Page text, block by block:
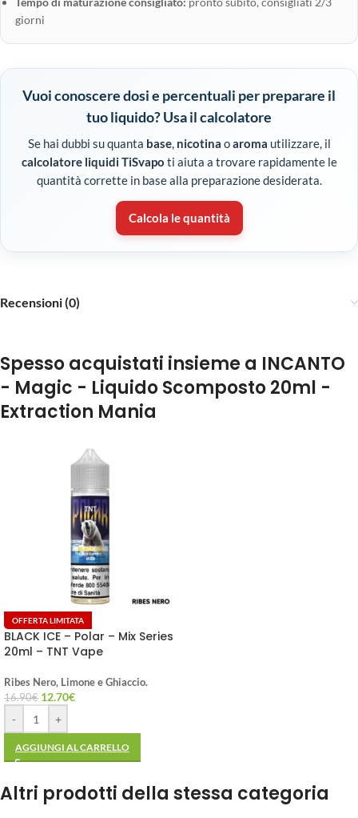
giorni
Vuoi conoscere dosi e percentuali per preparare il
tuo liquido? Usa il calcolatore
Se hai dubbi su quanta base, nicotina oaroma utilizzare, il
calcolatore liquidi TiSvapo ti aiuta a trovare rapidamente le
quantità corrette in base alla preparazione desiderata.
Calcola le quantità
Recensioni (0)
Spesso acquistati insieme a INCANTO
- Magic - Liquido Scomposto 20ml -
Extraction Mania
OFFERTA LIMITATA
BLACK ICE – Polar – Mix Series
20ml – TNT Vape
Ribes Nero, Limone e Ghiaccio.
16.90€ 12.70€
- +
AGGIUNGI AL CARRELLO
Altri prodotti della stessa categoria